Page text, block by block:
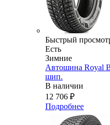
Быстрый
Есть
Зимние
Автошина Royal
шип.
В наличии
12 706 ₽
Подробнее